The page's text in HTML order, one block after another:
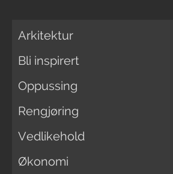
Arkitektur
Bli inspirert
Oppussing
Rengjøring
Vedlikehold
Økonomi